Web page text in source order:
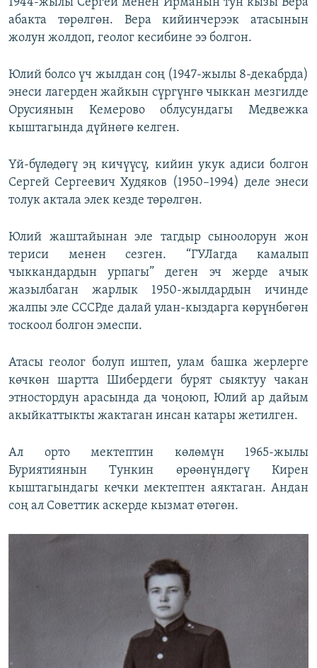
абакта төрөлгөн. Вера кийинчерээк атасынын
жолун жолдоп, геолог кесибине ээ болгон.
Юлий болсо үч жылдан соң (1947-жылы 8-декабрда)
энеси лагерден жайкын сүргүнгө чыккан мезгилде
Орусиянын Кемерово облусундагы Медвежка
кыштагында дүйнөгө келген.
Үй-бүлөдөгү эң кичүүсү, кийин укук адиси болгон
Сергей Сергеевич Худяков (1950–1994) деле энеси
толук актала элек кезде төрөлгөн.
Юлий жаштайынан эле тагдыр сыноолорун жон
териси менен сезген. “ГУЛагда камалып
чыккандардын урпагы” деген эч жерде ачык
жазылбаган жарлык 1950-жылдардын ичинде
жалпы эле СССРде далай улан-кыздарга көрүнбөгөн
тоскоол болгон эмеспи.
Атасы геолог болуп иштеп, улам башка жерлерге
көчкөн шартта Шибердеги бурят сыяктуу чакан
этностордун арасында да чоңоюп, Юлий ар дайым
акыйкаттыкты жактаган инсан катары жетилген.
Ал орто мектептин көлөмүн 1965-жылы
Буриятиянын Тункин өрөөнүндөгү Кирен
кыштагындагы кечки мектептен аяктаган. Андан
соң ал Советтик аскерде кызмат өтөгөн.